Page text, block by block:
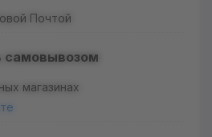
Почтой
самовывозом
магазинах